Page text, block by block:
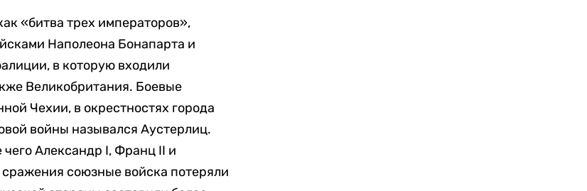
«битва трех императоров»,
Наполеона Бонапарта и
в которую входили
Великобритания. Боевые
Чехии, в окрестностях города
войны назывался Аустерлиц.
Александр I, Франц II и
союзные войска потеряли